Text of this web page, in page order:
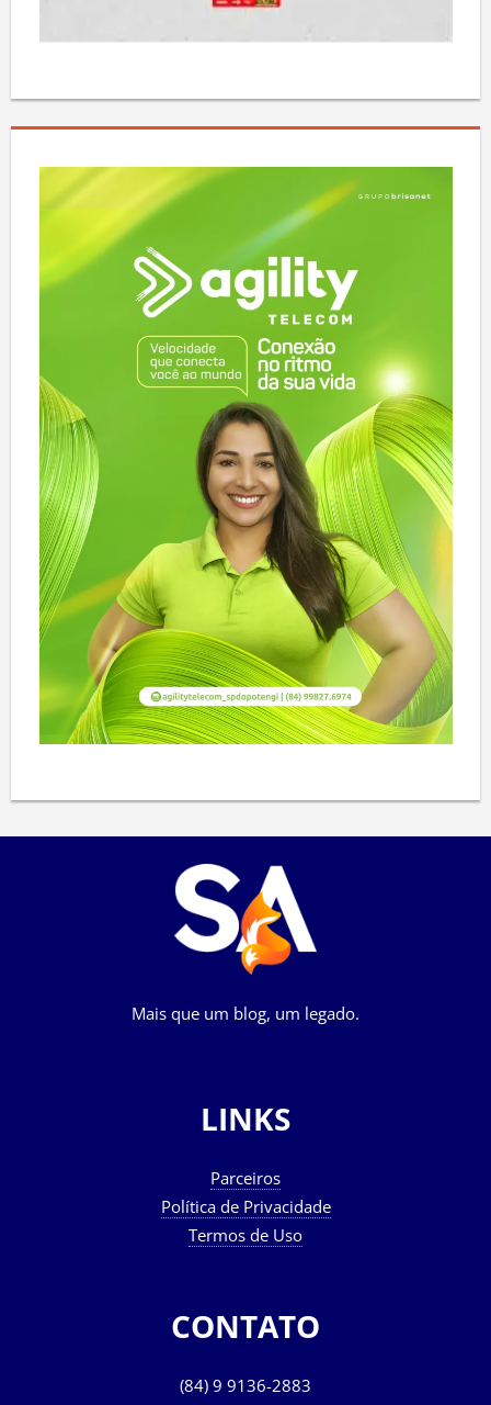
Mais que um blog, um legado.
LINKS
Parceiros
Política de Privacidade
Termos de Uso
CONTATO
(84) 9 9136-2883